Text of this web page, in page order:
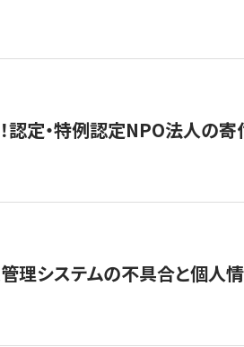
認定・特例認定NPO法人の
理システムの不具合と個人